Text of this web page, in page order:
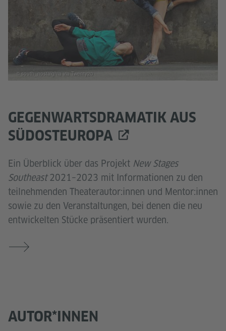
GEGENWARTSDRAMATIK AUS
SÜDOSTEUROPA
Ein Überblick über das Projekt New Stages
Southeast2021–2023 mit Informationen zu den
teilnehmenden Theaterautor:innen und Mentor:innen
sowie zu den Veranstaltungen, bei denen die neu
entwickelten Stücke präsentiert wurden.
© south_nostalghia via Twenty20
AUTOR*INNEN